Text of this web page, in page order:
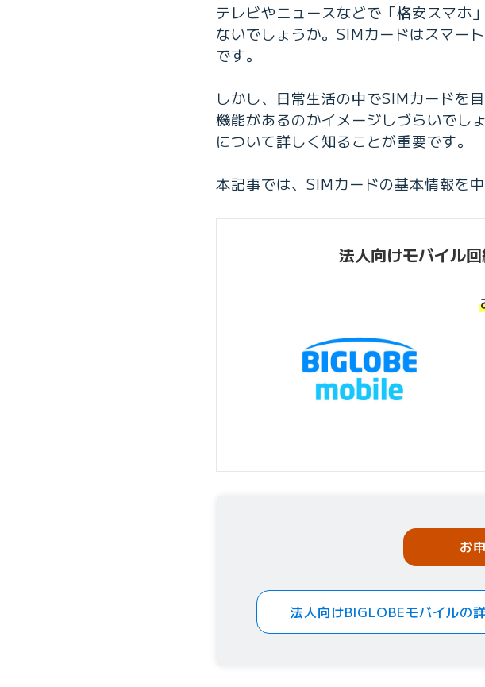
テレビやニュースなどで「格安スマホ
ないでしょうか。SIMカードはスマー
です。
しかし、日常生活の中でSIMカードを
機能があるのかイメージしづらいでし
について詳しく知ることが重要です。
本記事では、SIMカードの基本情報を
法人向けモバイル回
お
法人向けBIGLOBEモバイルの